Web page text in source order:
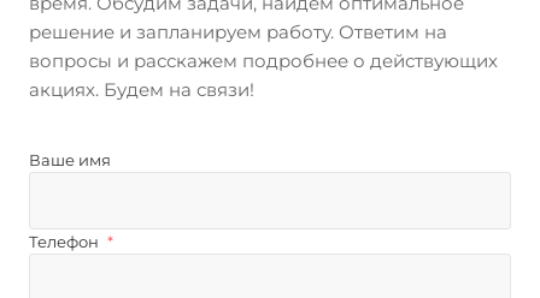
решение и запланируем работу. Ответим на
вопросы и расскажем подробнее о действующих
акциях. Будем на связи!
Ваше имя
Телефон *